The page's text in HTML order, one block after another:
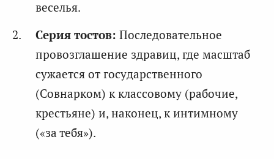
веселья.
Серия тостов: Последовательное
провозглашение здравиц, где масштаб
сужается от государственного
(Совнарком) к классовому (рабочие,
крестьяне) и, наконец, к интимному
(«за тебя»).